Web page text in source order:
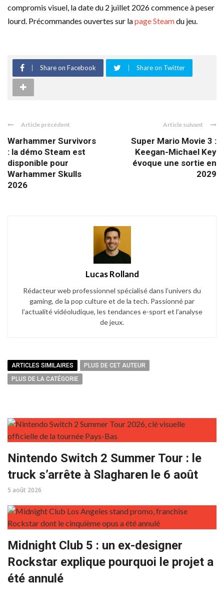
compromis visuel, la date du 2 juillet 2026 commence à peser
lourd. Précommandes ouvertes sur lapage Steamdu jeu.
Share on Facebook Share on Twitter
Article précédent
Warhammer Survivors
: la démo Steam est
disponible pour
Warhammer Skulls
2026
Article suivant
Super Mario Movie 3 :
Keegan-Michael Key
évoque une sortie en
2029
Lucas Rolland
Rédacteur web professionnel spécialisé dans l’univers du
gaming, de la pop culture et de la tech. Passionné par
l’actualité vidéoludique, les tendances e-sport et l’analyse
de jeux.
ARTICLES SIMILAIRES
PLUS DE CET AUTEUR
PLUS DE LA CATÉGORIE
Nintendo Switch 2 Summer Tour : le
truck s’arrête à Slagharen le 6 août
5 août 2026
Midnight Club 5 : un ex-designer
Rockstar explique pourquoi le projet a
été annulé